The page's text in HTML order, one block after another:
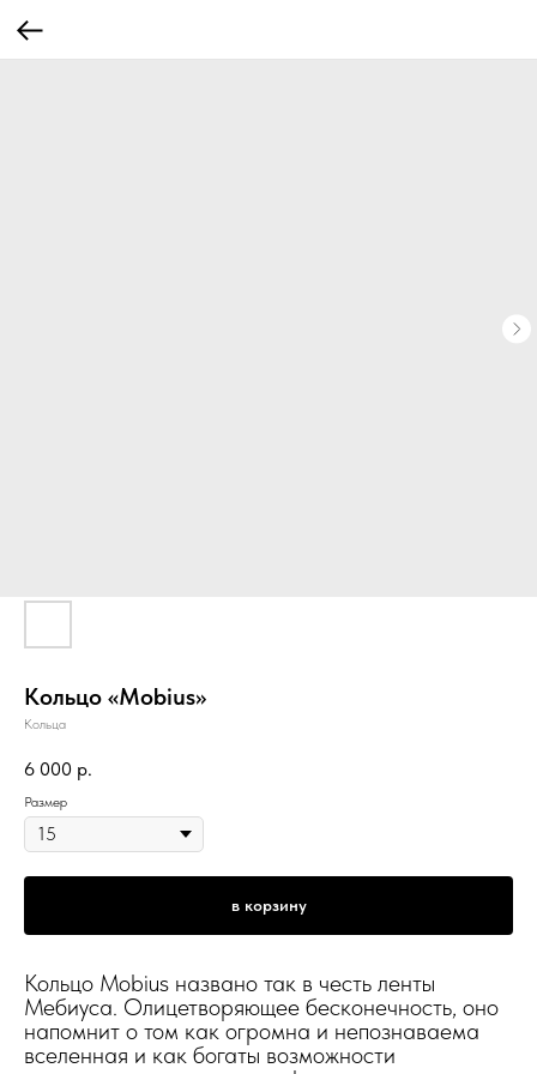
Кольцо «Mobius»
Кольца
6 000 р.
Размер
в корзину
Кольцо Mobius названо так в честь ленты
Мебиуса. Олицетворяющее бесконечность, оно
напомнит о том как огромна и непознаваема
вселенная и как богаты возможности